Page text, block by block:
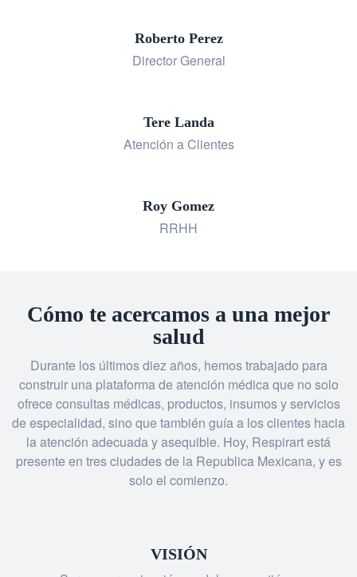
Roberto Perez
Director General
Tere Landa
Atención a Clientes
Roy Gomez
RRHH
Cómo te acercamos a una mejor
salud
Durante los últimos diez años, hemos trabajado para
construir una plataforma de atención médica que no solo
ofrece consultas médicas, productos, insumos y servicios
de especialidad, sino que también guía a los clientes hacia
la atención adecuada y asequible. Hoy, Respirart está
presente en tres ciudades de la Republica Mexicana, y es
solo el comienzo.
VISIÓN